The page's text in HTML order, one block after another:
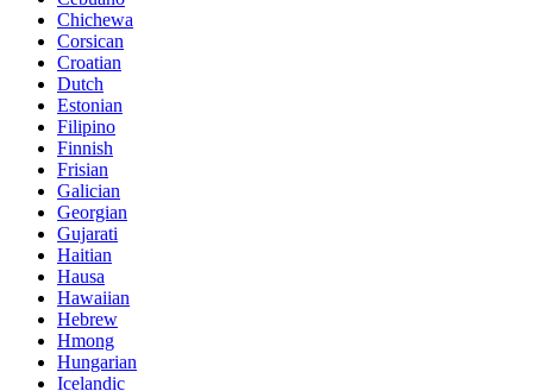
Chichewa
Corsican
Croatian
Dutch
Estonian
Filipino
Finnish
Frisian
Galician
Georgian
Gujarati
Haitian
Hausa
Hawaiian
Hebrew
Hmong
Hungarian
Icelandic